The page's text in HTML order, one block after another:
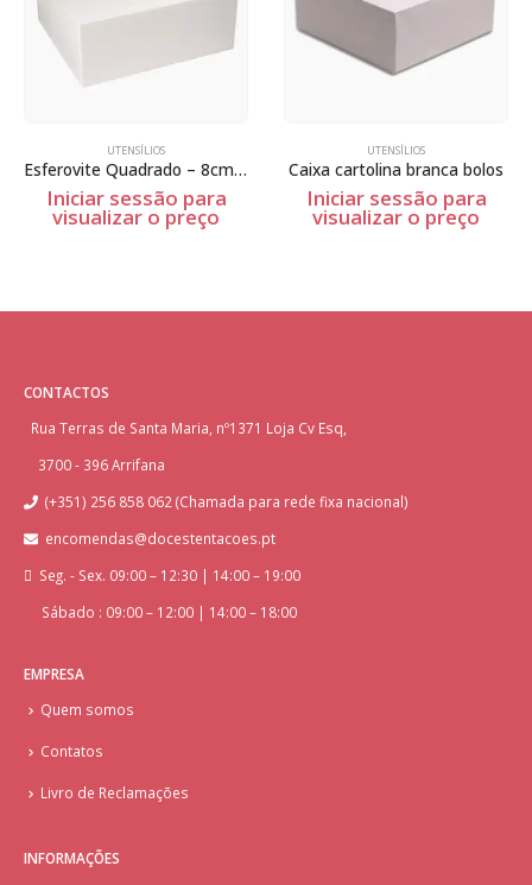
UTENSÍLIOS
Esferovite Quadrado – 8cm Espessura
Iniciar sessão para
visualizar o preço
UTENSÍLIOS
Caixa cartolina branca bolos
Iniciar sessão para
visualizar o preço
CONTACTOS
Rua Terras de Santa Maria, nº1371 Loja Cv Esq,
3700 - 396 Arrifana
(+351) 256 858 062 (Chamada para rede fixa nacional)
encomendas@docestentacoes.pt
Seg. - Sex. 09:00 – 12:30 | 14:00 – 19:00
Sábado : 09:00 – 12:00 | 14:00 – 18:00
EMPRESA
Quem somos
Contatos
Livro de Reclamações
INFORMAÇÕES